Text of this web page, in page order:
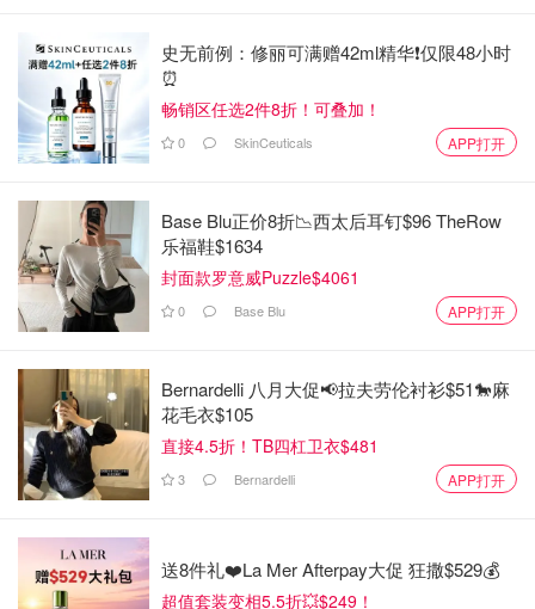
史无前例：修丽可满赠42ml精华❗️仅限48小时
⏰️
畅销区任选2件8折！可叠加！
0 SkinCeuticals APP打开
Base Blu正价8折📉西太后耳钉$96 TheRow
乐福鞋$1634
封面款罗意威Puzzle$4061
0 Base Blu APP打开
Bernardelli 八月大促📢拉夫劳伦衬衫$51🐎麻
花毛衣$105
直接4.5折！TB四杠卫衣$481
3 Bernardelli APP打开
送8件礼❤️La Mer Afterpay大促 狂撒$529💰
超值套装变相5.5折💥$249！